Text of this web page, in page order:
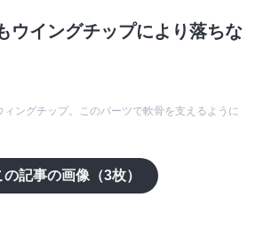
ウイングチップにより落ちな
ィングチップ。このパーツで軟骨を支えるように
の記事の画像（3枚）